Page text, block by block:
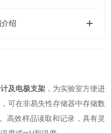
绍
及电极支架 ，为实验室方便进
可在非易失性存储器中存储数
高效样品读取和记录，具有灵